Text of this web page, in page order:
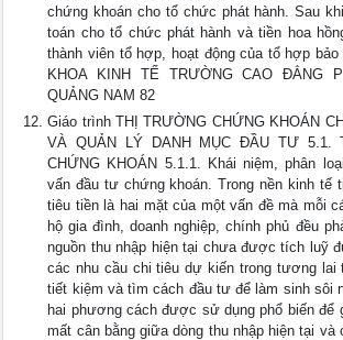
chứng khoán cho tổ chức phát hành. Sau
toán cho tổ chức phát hành và tiền hoa
thành viên tổ hợp, hoạt động của tổ hợp
KHOA KINH TẾ TRƯỜNG CAO ĐẲNG
QUẢNG NAM 82
Giáo trình THỊ TRƯỜNG CHỨNG KHOÁN
VÀ QUẢN LÝ DANH MỤC ĐẦU TƯ
CHỨNG KHOÁN 5.1.1. Khái niệm, phân
vấn đầu tư chứng khoán. Trong nền kinh tế
tiêu tiền là hai mặt của một vấn đề mà mỗi
hộ gia đình, doanh nghiệp, chính phủ đều
nguồn thu nhập hiện tại chưa được tích luỹ
các nhu cầu chi tiêu dự kiến trong tương
tiết kiệm và tìm cách đầu tư để làm sinh sôi
hai phương cách được sử dụng phổ biến để
mất cân bằng giữa dòng thu nhập hiện tại